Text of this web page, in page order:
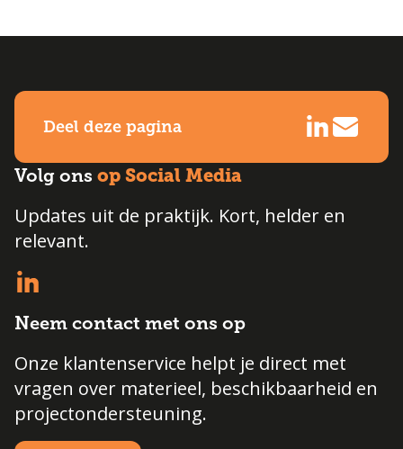
Deel deze pagina
Volg ons op Social Media
Updates uit de praktijk. Kort, helder en
relevant.
Neem contact met ons op
Onze klantenservice helpt je direct met
vragen over materieel, beschikbaarheid en
projectondersteuning.